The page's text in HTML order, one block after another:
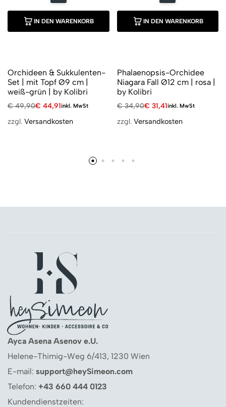
IN DEN WARENKORB
Orchideen & Sukkulenten-
Set | mit Topf Ø9 cm |
weiß-grün | by Kolibri
€49,90€ 44,91inkl. MwSt
zzgl. Versandkosten
IN DEN WARENKORB
Phalaenopsis-Orchidee
Niagara Fall Ø12 cm | rosa |
by Kolibri
€34,90€ 31,41inkl. MwSt
zzgl. Versandkosten
Ayca Asena Asenov e.U.
Helene-Thimig-Weg 6/413, 1230 Wien
E-mail: support@heySimeon.com
Telefon: +43 660 444 0123
Kundendienstzeiten: